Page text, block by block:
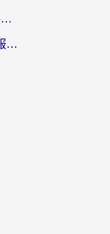
非洲玩剑网3指尖江湖卡怎么办？这份实测有效的国服游戏加速指南请收好
逆战在美国玩很卡？海外党国服游戏加速终极指南（附DNF宝可梦加速技巧）